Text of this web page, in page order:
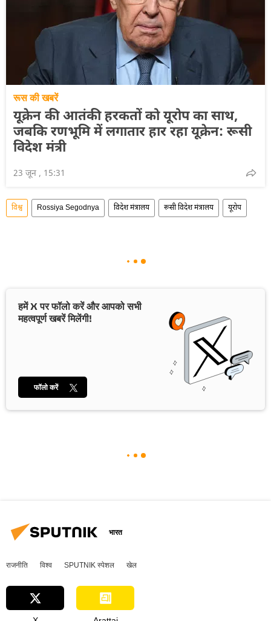
रूस की खबरें
यूक्रेन की आतंकी हरकतों को यूरोप का साथ,
जबकि रणभूमि में लगातार हार रहा यूक्रेन: रूसी
विदेश मंत्री
23 जून , 15:31
विश्व Rossiya Segodnya विदेश मंत्रालय रूसी विदेश मंत्रालय यूरोप
हमें X पर फॉलो करें और आपको सभी
महत्वपूर्ण खबरें मिलेंगी!
फॉलो करें
भारत
राजनीति विश्व SPUTNIK स्पेशल खेल